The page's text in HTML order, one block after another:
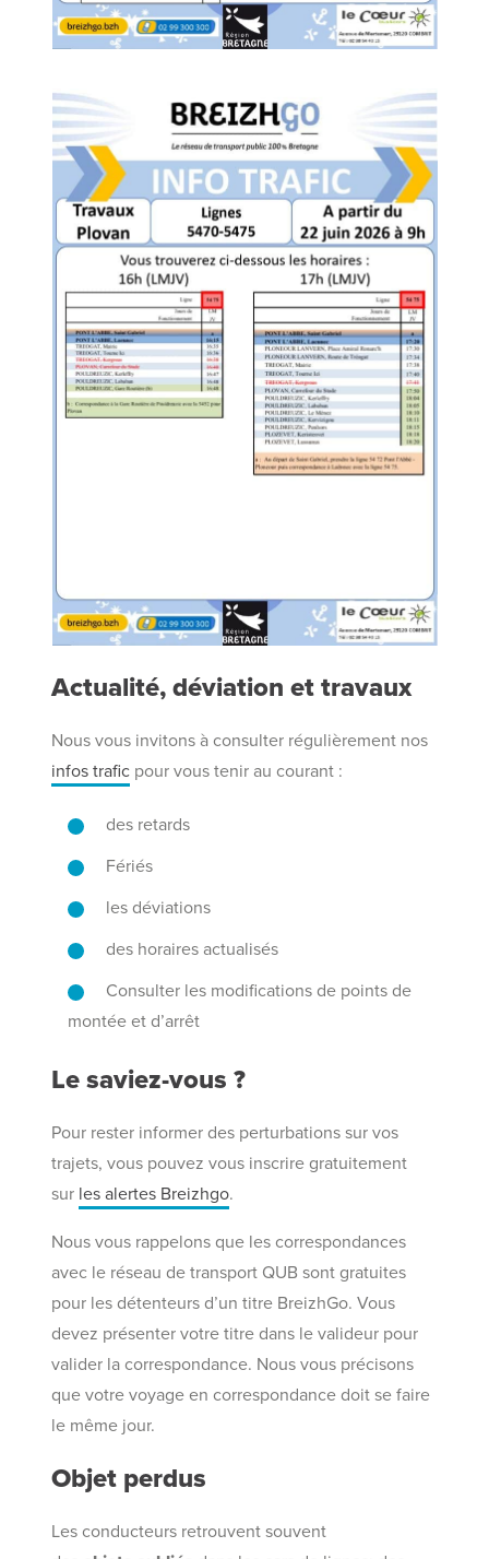
Actualité, déviation et travaux
Nous vous invitons à consulter régulièrement nos
infos trafic pour vous tenir au courant :
des retards
Fériés
les déviations
des horaires actualisés
Consulter les modifications de points de
montée et d’arrêt
Le saviez-vous ?
Pour rester informer des perturbations sur vos
trajets, vous pouvez vous inscrire gratuitement
sur les alertes Breizhgo.
Nous vous rappelons que les correspondances
avec le réseau de transport QUB sont gratuites
pour les détenteurs d’un titre BreizhGo. Vous
devez présenter votre titre dans le valideur pour
valider la correspondance. Nous vous précisons
que votre voyage en correspondance doit se faire
le même jour.
Objet perdus
Les conducteurs retrouvent souvent